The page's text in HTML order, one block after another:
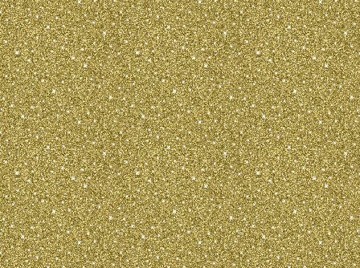
ЗАДНИЕ КОНЕЧНОСТИ:
При осмотре сзади â€“ прямые и
чуть шире передних. Все углы
выражены. Бедра: с сухой и
длине равны бедрам. Скакательные
углами.
Плюсны: поставлены вертикально к
чуть уже передних. ДВИЖЕНИЯ:
Свободные, прямолинейные,
различается в статике и движении.
КОЖА:Тонкая, сухая, плотно